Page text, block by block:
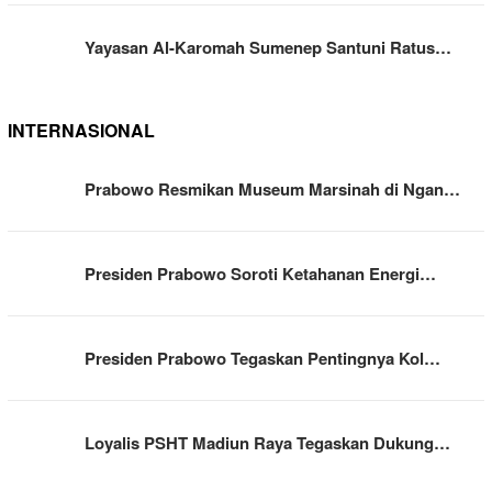
Yayasan Al-Karomah Sumenep Santuni Ratus…
INTERNASIONAL
Prabowo Resmikan Museum Marsinah di Ngan…
Presiden Prabowo Soroti Ketahanan Energi…
Presiden Prabowo Tegaskan Pentingnya Kol…
Loyalis PSHT Madiun Raya Tegaskan Dukung…